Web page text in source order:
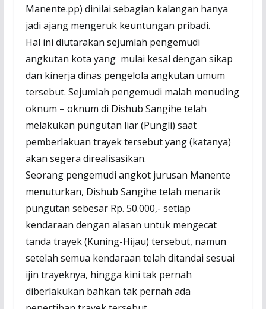
Manente.pp) dinilai sebagian kalangan hanya
jadi ajang mengeruk keuntungan pribadi.
Hal ini diutarakan sejumlah pengemudi
angkutan kota yang mulai kesal dengan sikap
dan kinerja dinas pengelola angkutan umum
tersebut. Sejumlah pengemudi malah menuding
oknum – oknum di Dishub Sangihe telah
melakukan pungutan liar (Pungli) saat
pemberlakuan trayek tersebut yang (katanya)
akan segera direalisasikan.
Seorang pengemudi angkot jurusan Manente
menuturkan, Dishub Sangihe telah menarik
pungutan sebesar Rp. 50.000,- setiap
kendaraan dengan alasan untuk mengecat
tanda trayek (Kuning-Hijau) tersebut, namun
setelah semua kendaraan telah ditandai sesuai
ijin trayeknya, hingga kini tak pernah
diberlakukan bahkan tak pernah ada